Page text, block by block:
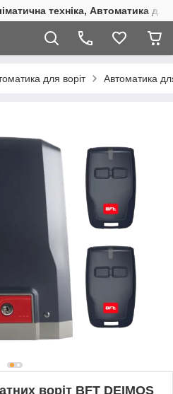
техніка, Автоматика
для воріт Автоматика
воріт BFT DEIMOS